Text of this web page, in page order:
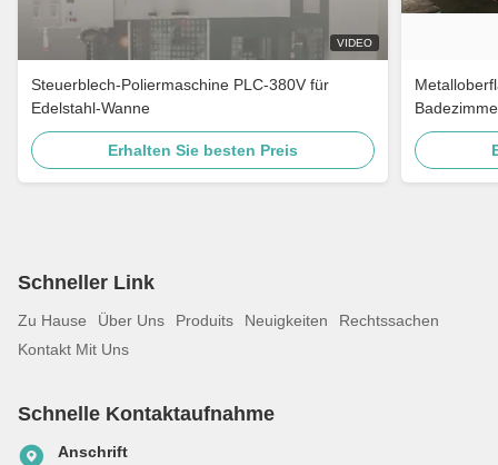
VIDEO
Steuerblech-Poliermaschine PLC-380V für
Edelstahl-Wanne
Erhalten Sie besten Preis
Edelstahl-
Schneller Link
Zu Hause Über Uns Produits Neuigkeiten
Rechtssachen
Kontakt Mit Uns
Schnelle Kontaktaufnahme
Anschrift